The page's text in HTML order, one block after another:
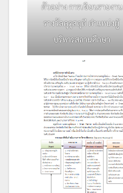
ตัวอย่าง การเขียนรายงาน
รางวัลคุรุสดุดี ตำแหน่งผู้
บริหารสถานศึกษา